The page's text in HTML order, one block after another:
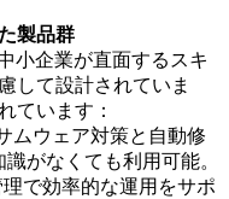
製品群
小企業が直面するスキ
して設計されていま
ています：
ムウェア対策と自動修
がなくても利用可能。
理で効率的な運用をサポ